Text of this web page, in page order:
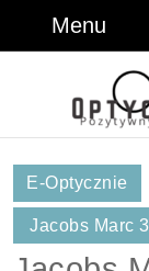
Menu
E-Optycznie
Jacobs Marc